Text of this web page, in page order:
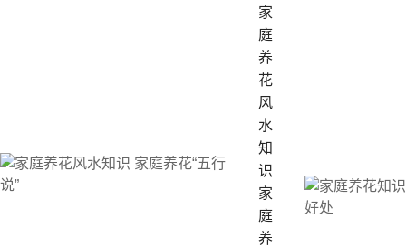
家
庭
养
花
风
水
知
识
家
庭
养